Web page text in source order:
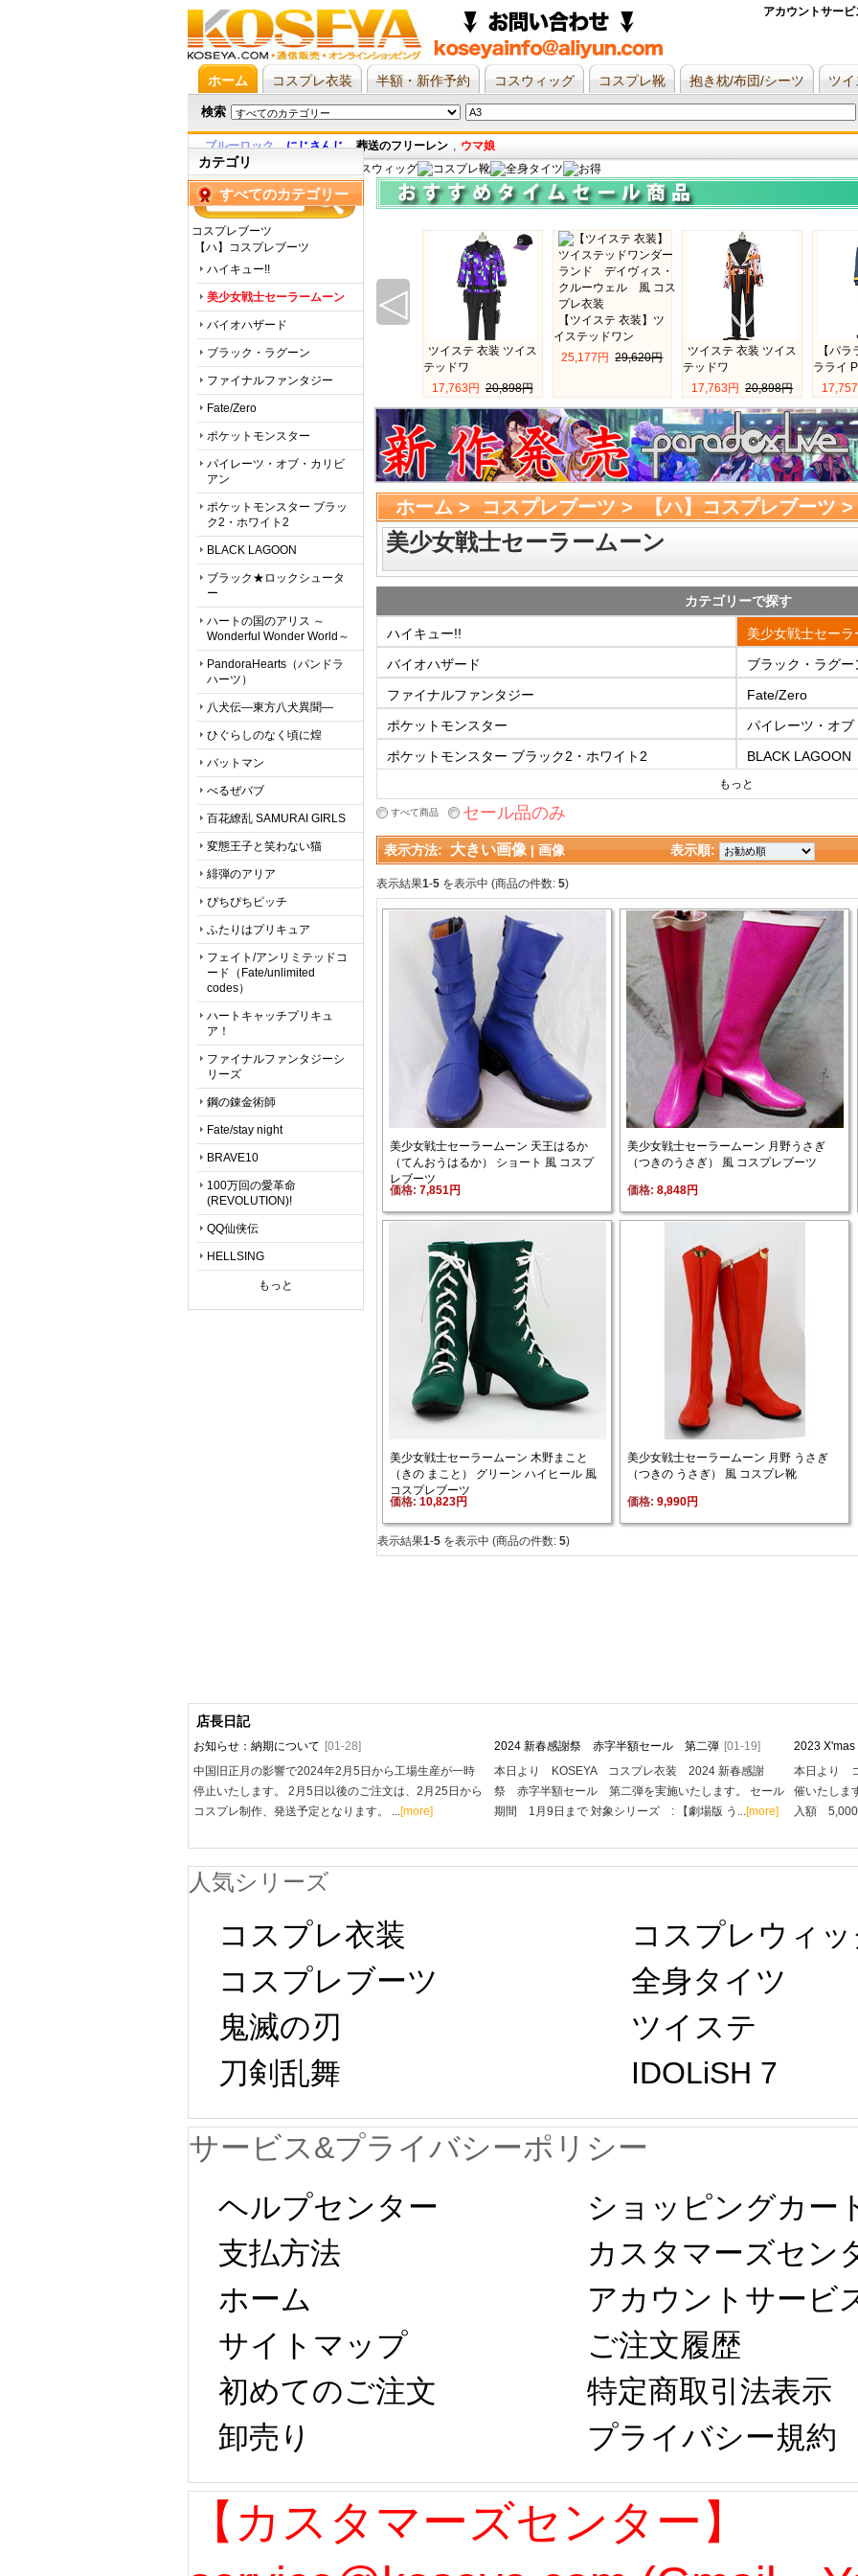
アカウントサービ
ホーム コスプレ衣装 半額・新作予約 コスウィッグ コスプレ靴 抱き枕/布団/シーツ ツ
検索
ブルーロック , にじさんじ , 葬送のフリーレン , ウマ娘
すべてのカテゴリー
◁
ツイステ 衣装 ツイス
テッドワ
17,763円 20,898円
【ツイステ 衣装】ツ
イステッドワン
25,177円
29,620円
ツイステ 衣装 ツイス
テッドワ
17,763円 20,898円
【パ
ラライ
ホーム> コスプレブーツ> 【ハ】コスプレブーツ
カテゴリ
コスプレブーツ
【ハ】コスプレブーツ
ハイキュー!!
美少女戦士セーラームーン
バイオハザード
ブラック・ラグーン
ファイナルファンタジー
Fate/Zero
ポケットモンスター
パイレーツ・オブ・カリビ
アン
ポケットモンスター ブラッ
ク2・ホワイト2
BLACK LAGOON
ブラック★ロックシュータ
ー
ハートの国のアリス ～
Wonderful Wonder World～
PandoraHearts（パンドラ
ハーツ）
八犬伝―東方八犬異聞―
ひぐらしのなく頃に煌
バットマン
べるぜバブ
百花繚乱 SAMURAI GIRLS
変態王子と笑わない猫
緋弾のアリア
ぴちぴちピッチ
ふたりはプリキュア
フェイト/アンリミテッドコ
ード（Fate/unlimited
codes）
ハートキャッチプリキュ
ア！
ファイナルファンタジーシ
リーズ
鋼の錬金術師
Fate/stay night
BRAVE10
100万回の愛革命
(REVOLUTION)!
QQ仙侠伝
HELLSING
もっと
美少女戦士セーラームーン
カテゴリーで探す
ハイキュー!!
美少女戦士セーラ
バイオハザード
ブラック・ラグー
ファイナルファンタジー
Fate/Zero
ポケットモンスター
パイレーツ・オ
ポケットモンスター ブラック2・ホワイト2
BLACK LAGOON
もっと
すべて商品 セール品のみ
表示方法: 大きい画像 | 画像 表示順:
表示結果1-5 を表示中 (商品の件数: 5)
美少女戦士セーラームーン 天王はるか
（てんおうはるか） ショート 風 コスプ
レブーツ
価格: 7,851円
美少女戦士セーラームーン 月野うさぎ
（つきのうさぎ） 風 コスプレブーツ
価格: 8,848円
美少女戦士セーラームーン 木野まこと
（きの まこと） グリーン ハイヒール 風
コスプレブーツ
価格: 10,823円
美少女戦士セーラームーン 月野 うさぎ
（つきの うさぎ） 風 コスプレ靴
価格: 9,990円
表示結果1-5 を表示中 (商品の件数: 5)
店長日記
お知らせ：納期について [01-28]
中国旧正月の影響で2024年2月5日から工場生産が一時
停止いたします。 2月5日以後のご注文は、2月25日から
コスプレ制作、発送予定となります。 ... [more]
2024 新春感謝祭 赤字半額セール 第二弾 [01-19]
本日より KOSEYA コスプレ衣装 2024 新春感謝
祭 赤字半額セール 第二弾を実施いたします。 セール
期間 1月9日まで 対象シリーズ : 【劇場版 う... [more]
2023
本日より
催いたしま
入額
人気シリーズ
コスプレ衣装
コスプレウィ
コスプレブーツ
全身タイツ
鬼滅の刃
ツイステ
刀剣乱舞
IDOLiSH 7
サービス&プライバシーポリシー
ヘルプセンター
ショッピングカー
支払方法
カスタマーズセン
ホーム
アカウントサービ
サイトマップ
ご注文履歴
初めてのご注文
特定商取引法表示
卸売り
プライバシー規約
【カスタマーズセンター】